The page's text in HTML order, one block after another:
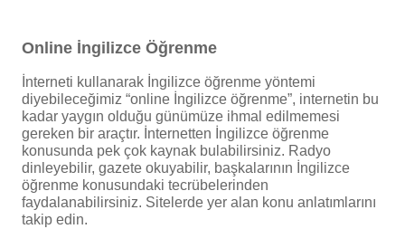
Online İngilizce Öğrenme
İnterneti kullanarak İngilizce öğrenme yöntemi
diyebileceğimiz “online İngilizce öğrenme”, internetin bu
kadar yaygın olduğu günümüze ihmal edilmemesi
gereken bir araçtır. İnternetten İngilizce öğrenme
konusunda pek çok kaynak bulabilirsiniz. Radyo
dinleyebilir, gazete okuyabilir, başkalarının İngilizce
öğrenme konusundaki tecrübelerinden
faydalanabilirsiniz. Sitelerde yer alan konu anlatımlarını
takip edin.